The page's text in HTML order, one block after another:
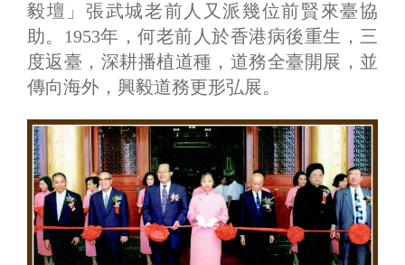
毅壇」張武城老前人又派幾位前賢來臺協
助。1953年，何老前人於香港病後重生，三
度返臺，深耕播植道種，道務全臺開展，並
傳向海外，興毅道務更形弘展。